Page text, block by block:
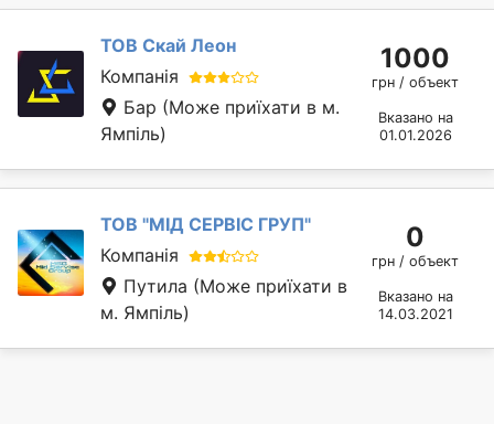
ТОВ Скай Леон
Компанія
Бар (Може приїхати в м.
Ямпіль)
1000
грн / объект
Вказано на
01.01.2026
ТОВ "МІД СЕРВІС ГРУП"
Компанія
Путила (Може приїхати в
м. Ямпіль)
0
грн / объект
Вказано на
14.03.2021